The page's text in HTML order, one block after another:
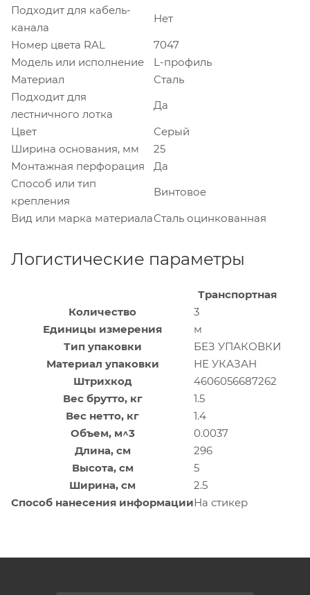
Подходит для кабель-
канала
Нет
Номер цвета RAL
7047
Модель или исполнение
L-профиль
Материал
Сталь
Подходит для
лестничного лотка
Да
Цвет
Серый
Ширина основания, мм
25
Монтажная перфорация
Да
Способ или тип
крепления
Винтовое
Вид или марка материалаСталь оцинкованная
Логистические параметры
Транспортная
Количество
3
Единицы измерения
м
Тип упаковки
БЕЗ УПАКОВКИ
Материал упаковки
НЕ УКАЗАН
Штрихкод
4606056687262
Вес брутто, кг
1.5
Вес нетто, кг
1.4
Объем, м^3
0.0037
Длина, см
296
Высота, см
5
Ширина, см
2.5
Способ нанесения информацииНа стикер